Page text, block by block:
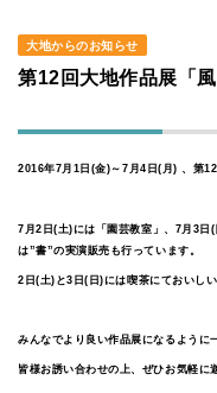
大地からのお知らせ
第12回大地作品展「
2016年7月1日(金)～7月4日(月) 、第
7月2日(土)には「園芸教室」、7月3日
は”書”の実演販売も行っています。
2日(土)と3日(日)には喫茶にておいし
みんなでより良い作品展になるように
皆様お誘い合わせの上、ぜひお気軽に